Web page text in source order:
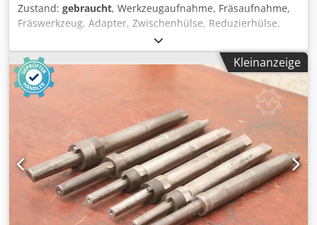
Zustand: gebraucht, Werkzeugaufnahme, Fräsaufnahme,
Fräswerkzeug, Adapter, Zwischenhülse, Reduzierhülse,
Reduzierung Weldon -Fräsaufnahmen: Adapter
Zwischenhülsen 6 Stück -Typ: SK40 / MK4 5 Stück / SK40 /
MK3 1 Stück -Preis/Abgabe: komplett -
Transportabmessung ges..: 190/135/H225 mm -Gewicht:
7,8 kg/ges. Dedpfeu S Tclox Afiock
Kleinanzeige